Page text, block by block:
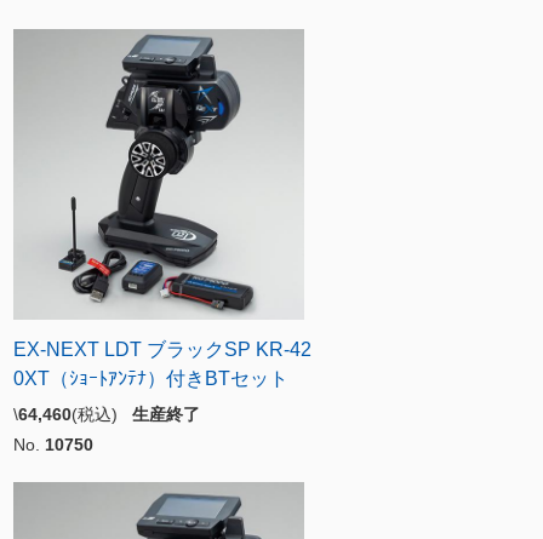
EX-NEXT LDT ブラックSP KR-42
0XT（ｼｮｰﾄｱﾝﾃﾅ）付きBTセット
\64,460(税込) 生産終了
No. 10750